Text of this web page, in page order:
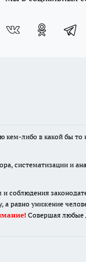
кем-либо в какой бы
систематизации и
соблюдения
равно унижение
Совершая любые